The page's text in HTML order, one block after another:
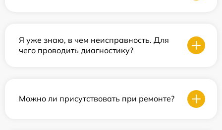
Я уже знаю, в чем неисправность. Для
чего проводить диагностику?
Можно ли присутствовать при ремонте?